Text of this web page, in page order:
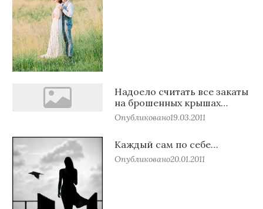
Надоело считать все закаты
на брошенных крышах…
Опубликовано19.03.2011
Каждый сам по себе…
Опубликовано20.01.2011